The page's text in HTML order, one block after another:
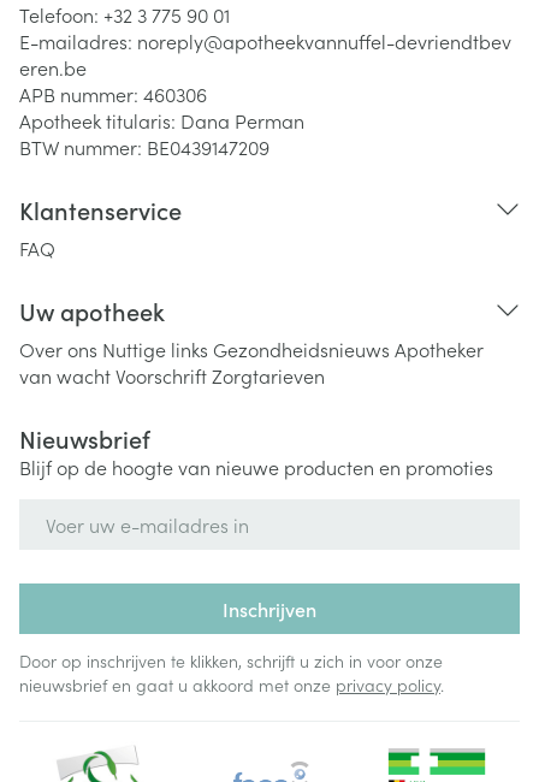
Telefoon: +32 3 775 90 01
E-mailadres: noreply@apotheekvannuffel-devriendtbev
eren.be
APB nummer: 460306
Apotheek titularis: Dana Perman
BTW nummer: BE0439147209
Klantenservice
FAQ
Uw apotheek
Over ons Nuttige links Gezondheidsnieuws Apotheker
van wachtVoorschriftZorgtarieven
Nieuwsbrief
Blijf op de hoogte van nieuwe producten en promoties
Inschrijven
Door op inschrijven te klikken, schrijft u zich in voor onze
nieuwsbrief en gaat u akkoord met onze privacy policy.